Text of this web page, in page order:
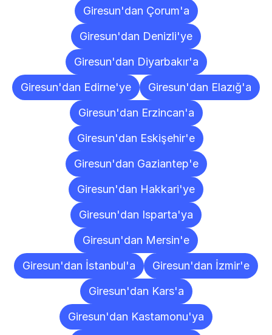
Giresun'dan Çorum'a
Giresun'dan Denizli'ye
Giresun'dan Diyarbakır'a
Giresun'dan Edirne'ye
Giresun'dan Elazığ'a
Giresun'dan Erzincan'a
Giresun'dan Eskişehir'e
Giresun'dan Gaziantep'e
Giresun'dan Hakkari'ye
Giresun'dan Isparta'ya
Giresun'dan Mersin'e
Giresun'dan İstanbul'a
Giresun'dan İzmir'e
Giresun'dan Kars'a
Giresun'dan Kastamonu'ya